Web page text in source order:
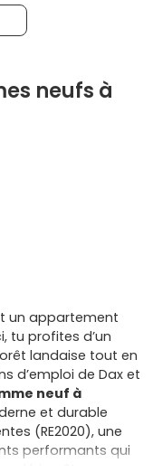
neufs à
un appartement
tu profites d’un
landaise tout en
d’emploi de Dax et
neuf à
et durable
(RE2020), une
performants qui
bien‑être au